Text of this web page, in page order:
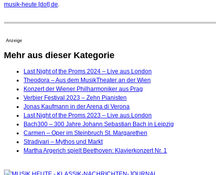
musik-heute [dot] de
Anzeige
Mehr aus dieser Kategorie
Last Night of the Proms 2024 – Live aus London
Theodora – Aus dem MusikTheater an der Wien
Konzert der Wiener Philharmoniker aus Prag
Verbier Festival 2023 – Zehn Pianisten
Jonas Kaufmann in der Arena di Verona
Last Night of the Proms 2023 – Live aus London
Bach300 – 300 Jahre Johann Sebastian Bach in Leipzig
Carmen – Oper im Steinbruch St. Margarethen
Stradivari – Mythos und Markt
Martha Argerich spielt Beethoven: Klavierkonzert Nr. 1